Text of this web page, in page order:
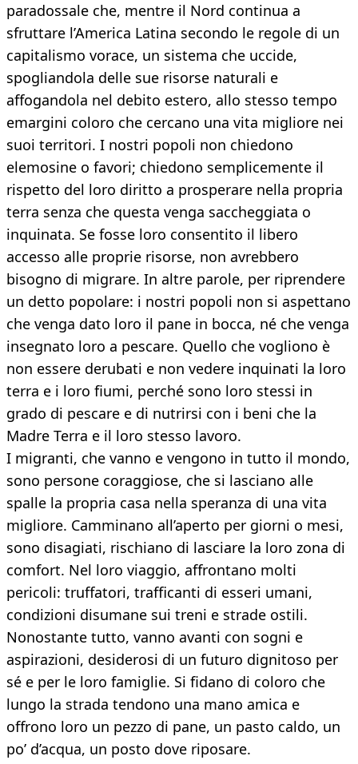
paradossale che, mentre il Nord continua a
sfruttare l’America Latina secondo le regole di un
capitalismo vorace, un sistema che uccide,
spogliandola delle sue risorse naturali e
affogandola nel debito estero, allo stesso tempo
emargini coloro che cercano una vita migliore nei
suoi territori. I nostri popoli non chiedono
elemosine o favori; chiedono semplicemente il
rispetto del loro diritto a prosperare nella propria
terra senza che questa venga saccheggiata o
inquinata. Se fosse loro consentito il libero
accesso alle proprie risorse, non avrebbero
bisogno di migrare. In altre parole, per riprendere
un detto popolare: i nostri popoli non si aspettano
che venga dato loro il pane in bocca, né che venga
insegnato loro a pescare. Quello che vogliono è
non essere derubati e non vedere inquinati la loro
terra e i loro fiumi, perché sono loro stessi in
grado di pescare e di nutrirsi con i beni che la
Madre Terra e il loro stesso lavoro.
I migranti, che vanno e vengono in tutto il mondo,
sono persone coraggiose, che si lasciano alle
spalle la propria casa nella speranza di una vita
migliore. Camminano all’aperto per giorni o mesi,
sono disagiati, rischiano di lasciare la loro zona di
comfort. Nel loro viaggio, affrontano molti
pericoli: truffatori, trafficanti di esseri umani,
condizioni disumane sui treni e strade ostili.
Nonostante tutto, vanno avanti con sogni e
aspirazioni, desiderosi di un futuro dignitoso per
sé e per le loro famiglie. Si fidano di coloro che
lungo la strada tendono una mano amica e
offrono loro un pezzo di pane, un pasto caldo, un
po’ d’acqua, un posto dove riposare.